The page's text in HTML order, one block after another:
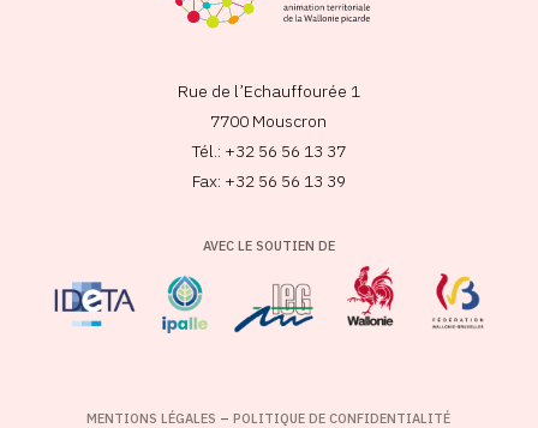
Rue de l’Echauffourée 1
7700 Mouscron
Tél.: +32 56 56 13 37
Fax: +32 56 56 13 39
AVEC LE SOUTIEN DE
MENTIONS LÉGALES –POLITIQUE DE CONFIDENTIALITÉ